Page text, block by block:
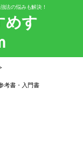
法の悩みも解決！
めす
考書・入門書